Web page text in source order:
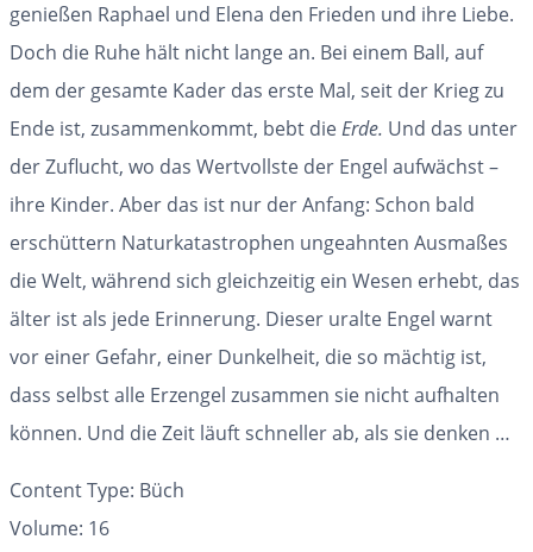
genießen Raphael und Elena den Frieden und ihre Liebe.
Doch die Ruhe hält nicht lange an. Bei einem Ball, auf
dem der gesamte Kader das erste Mal, seit der Krieg zu
Ende ist, zusammenkommt, bebt dieErde. Und das unter
der Zuflucht, wo das Wertvollste der Engel aufwächst –
ihre Kinder. Aber das ist nur der Anfang: Schon bald
erschüttern Naturkatastrophen ungeahnten Ausmaßes
die Welt, während sich gleichzeitig ein Wesen erhebt, das
älter ist als jede Erinnerung. Dieser uralte Engel warnt
vor einer Gefahr, einer Dunkelheit, die so mächtig ist,
dass selbst alle Erzengel zusammen sie nicht aufhalten
können. Und die Zeit läuft schneller ab, als sie denken …
Content Type: Büch
Volume: 16